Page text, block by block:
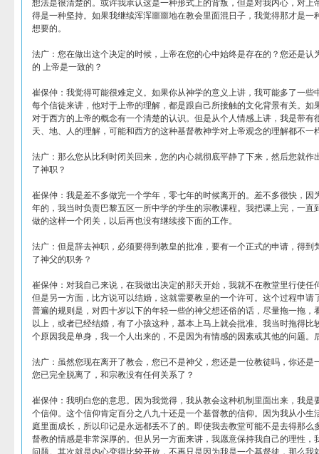
想法是很清楚的。或许我承认这是一种形式上的背叛，但是对我内心，对上
得是一种坚持。如果我继续浑浑噩噩地在教会里面混日子，我觉得那才是一
想要的。
法广：您在做出这个决定的时候，上帝在您的心中始终是存在的？您还是认
的 上帝是一致的？
崔保仲：我觉得可能很难定义。如果你从神学的意义上讲，我可能多了一些
每个信徒来讲，他对于上帝的理解，都是跟自己所接触的文化背景有关。如
对于西方的上帝的概念有一个清楚的认识。但是从个人情感上讲，我是带有
天、地、人的理解，可能和西方的这种基督教神学对上帝观念的理解都不一
法广：那么您从比利时闭关回来，您的内心就彻底平静了下来，然后您就作
了神职？
崔保仲：我是差不多做完一个学年，零七年的时候离开的。差不多很快，因
年的，我当时负责巴黎五区一所中学的学生的宗教课程。我把课上完，一直
做的这样一个闭关，以后再也没有继续接下面的工作。
法广：但是辞去神职，必须要得到教皇的批准，要有一个正式的申请，得到
了神父的职务？
崔保仲：对我自己来说，在我做出决定的那天开始，我就不在教堂里行使任
但是另一方面，比方说可以结婚，这就需要教皇的一个许可。这个过程申请
普遍的规则是，对四十岁以下的年轻一些的神父想还俗的话，尽量拖一拖，
以上，或者已经结婚，有了小孩这种，基本上马上就会批准。我当时拖得比
个原因我是单身，我一个人出来的，不是因为有情感的因素或其他的问题。
法广：虽然您现在离开了教会，您已不是神父，您还是一位教徒吗，你还是
您已完全脱离了，和宗教没有任何关系了？
崔保仲：我明白您的意思。因为我觉得，我从教会这种机制里面出来，我是
个信仰。这个信仰肯定百分之八九十还是一个基督教的信仰。因为我从小生
庭里面成长，所以印记是永远都丢不了的。即使我去教堂可能不是去得那么
督教的情感是非常深厚的。但从另一方面来讲，我愿意保持我自己的理性，
问题。其次就是内心变得比较开放，不再只是因为我是一个基督徒，那么我